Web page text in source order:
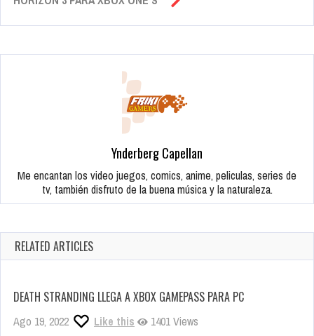
Ynderberg Capellan
Me encantan los video juegos, comics, anime, peliculas, series de
tv, también disfruto de la buena música y la naturaleza.
RELATED ARTICLES
DEATH STRANDING LLEGA A XBOX GAMEPASS PARA PC
Ago 19, 2022 Like this 1401 Views